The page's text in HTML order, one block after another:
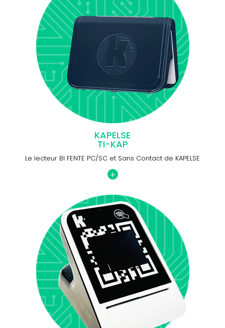
KAPELSE
TI-KAP
Le lecteur BI FENTE PC/SC et Sans Contact de KAPELSE
+